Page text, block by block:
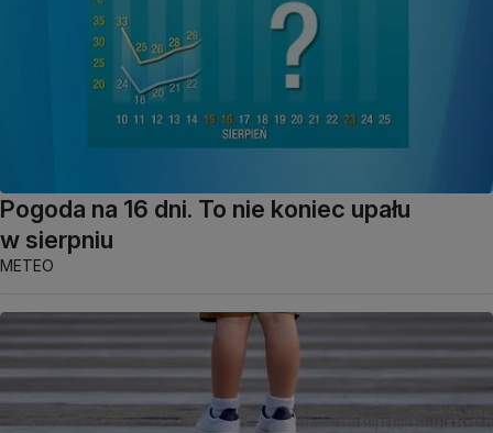
Pogoda na 16 dni. To nie koniec upału
w sierpniu
METEO